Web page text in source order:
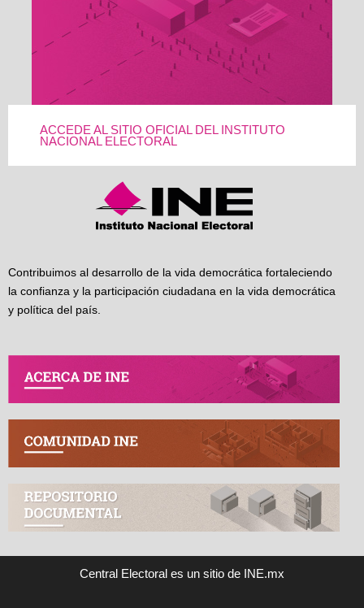
ACCEDE AL SITIO OFICIAL DEL INSTITUTO
NACIONAL ELECTORAL
Contribuimos al desarrollo de la vida democrática fortaleciendo
la confianza y la participación ciudadana en la vida democrática
y política del país.
Central Electoral es un sitio de INE.mx